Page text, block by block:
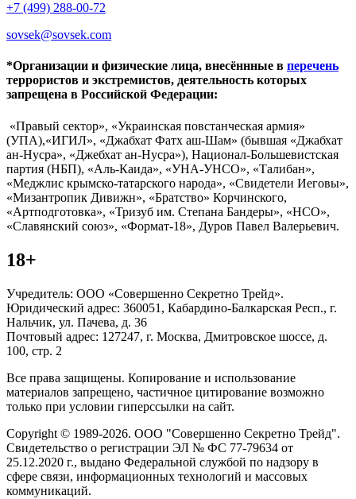
+7 (499) 288-00-72
sovsek@sovsek.com
*Организации и физические лица, внесённные в перечень
террористов и экстремистов, деятельность которых
запрещена в Российской Федерации:
«Правый сектор», «Украинская повстанческая армия»
(УПА),«ИГИЛ», «Джабхат Фатх аш-Шам» (бывшая «Джабхат
ан-Нусра», «Джебхат ан-Нусра»), Национал-Большевистская
партия (НБП), «Аль-Каида», «УНА-УНСО», «Талибан»,
«Меджлис крымско-татарского народа», «Свидетели Иеговы»,
«Мизантропик Дивижн», «Братство» Корчинского,
«Артподготовка», «Тризуб им. Степана Бандеры», «НСО»,
«Славянский союз», «Формат-18», Дуров Павел Валерьевич.
18+
Учредитель: ООО «Совершенно Секретно Трейд».
Юридический адрес: 360051, Кабардино-Балкарская Респ., г.
Нальчик, ул. Пачева, д. 36
Почтовый адрес: 127247, г. Москва, Дмитровское шоссе, д.
100, стр. 2
Все права защищены. Копирование и использование
материалов запрещено, частичное цитирование возможно
только при условии гиперссылки на сайт.
Copyright © 1989-2026. ООО "Совершенно Секретно Трейд".
Свидетельство о регистрации ЭЛ № ФС 77-79634 от
25.12.2020 г., выдано Федеральной службой по надзору в
сфере связи, информационных технологий и массовых
коммуникаций.